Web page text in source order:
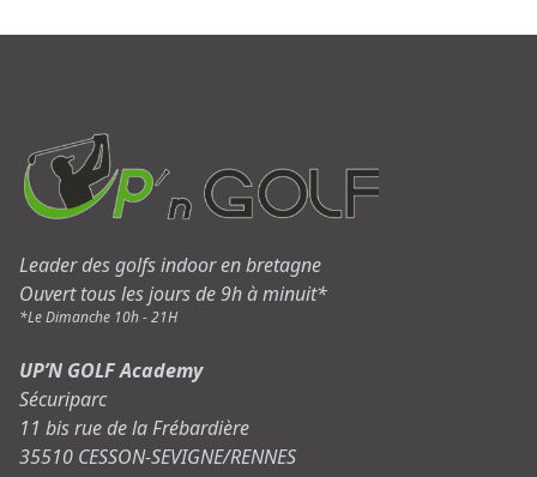
Leader des golfs indoor en bretagne
Ouvert tous les jours de 9h à minuit*
*Le Dimanche 10h - 21H
UP’N GOLF Academy
Sécuriparc
11 bis rue de la Frébardière
35510 CESSON-SEVIGNE/RENNES